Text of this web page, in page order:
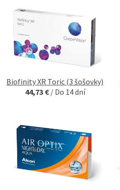
Biofinity XR Toric (3 šošovky)
44,73 € / Do 14 dní